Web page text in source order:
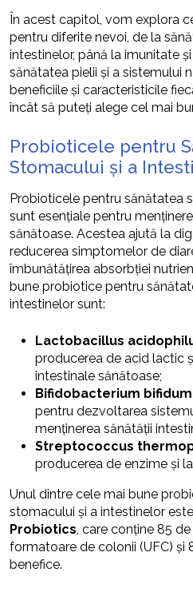
În acest capitol, vom explora
pentru diferite nevoi, de la
intestinelor, până la imunitate
sănătatea pielii și a sistemului
beneficiile și caracteristicile
încât să puteți alege cel mai
Probioticele pentru
Stomacului și a
Probioticele pentru sănătatea
sunt esențiale pentru
sănătoase. Acestea ajută la
reducerea simptomelor de
îmbunătățirea absorbției
bune probiotice pentru
intestinelor sunt:
Lactobacillus
producerea de acid lactic
intestinale sănătoase;
Bifidobacterium bifidum
pentru dezvoltarea
menținerea sănătății
Streptococcus
producerea de enzime și
Unul dintre cele mai bune
stomacului și a intestinelor este
Probiotics, care conține 85
formatoare de colonii (UFC) și
benefice.